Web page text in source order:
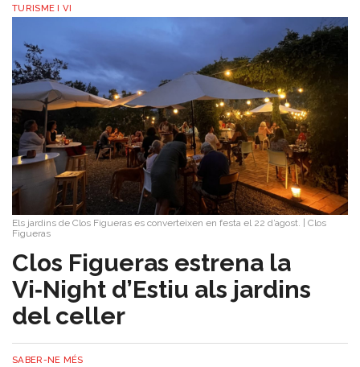
TURISME I VI
Els jardins de Clos Figueras es converteixen en festa el 22 d’agost.
Clos
Figueras
Clos Figueras estrena la
Vi‑Night d’Estiu als jardins
del celler
SABER-NE MÉS